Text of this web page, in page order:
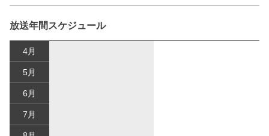
放送年間スケジュール
4月
5月
6月
7月